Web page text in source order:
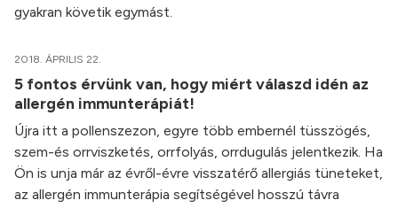
gyakran követik egymást.
2018. ÁPRILIS 22.
5 fontos érvünk van, hogy miért válaszd idén az
allergén immunterápiát!
Újra itt a pollenszezon, egyre több embernél tüsszögés,
szem-és orrviszketés, orrfolyás, orrdugulás jelentkezik. Ha
Ön is unja már az évről-évre visszatérő allergiás tüneteket,
az allergén immunterápia segítségével hosszú távra